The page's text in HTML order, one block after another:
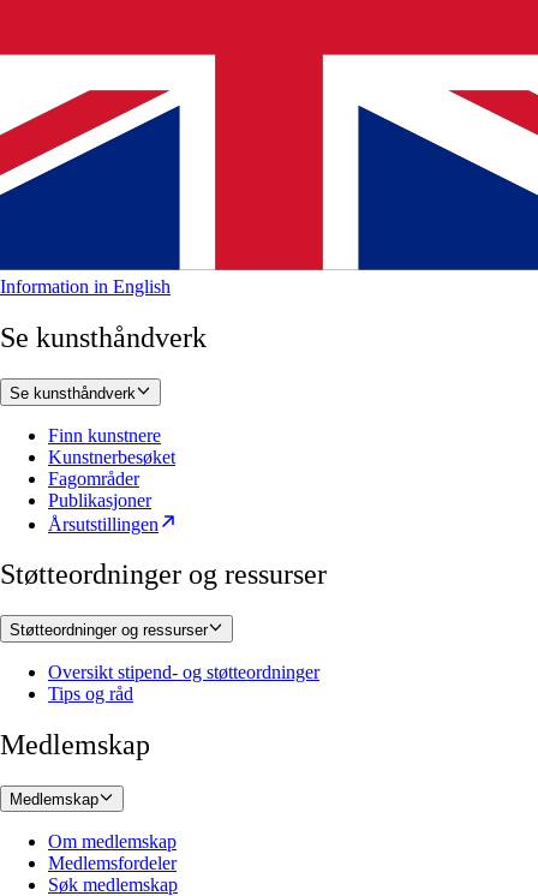
Information in English
Se kunsthåndverk
Se kunsthåndverk
Finn kunstnere
Kunstnerbesøket
Fagområder
Publikasjoner
Årsutstillingen
Støtteordninger og ressurser
Støtteordninger og ressurser
Oversikt stipend- og støtteordninger
Tips og råd
Medlemskap
Medlemskap
Om medlemskap
Medlemsfordeler
Søk medlemskap